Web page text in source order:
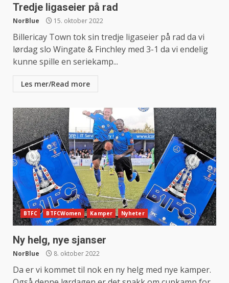
Tredje ligaseier på rad
NorBlue 15. oktober 2022
Billericay Town tok sin tredje ligaseier på rad da vi
lørdag slo Wingate & Finchley med 3-1 da vi endelig
kunne spille en seriekamp...
Les mer/Read more
BTFC BTFCWomen Kamper Nyheter
Ny helg, nye sjanser
NorBlue 8. oktober 2022
Da er vi kommet til nok en ny helg med nye kamper.